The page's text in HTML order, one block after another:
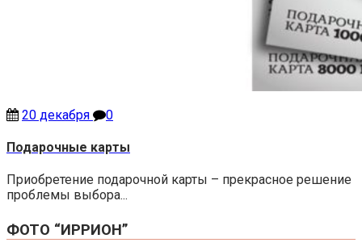
20 декабря 0
Подарочные карты
Приобретение подарочной карты – прекрасное решение
проблемы выбора...
ФОТО “ИРРИОН”